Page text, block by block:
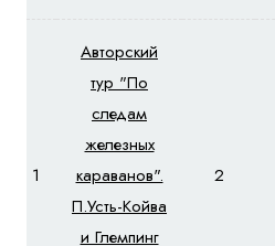
1
Авторский
тур "По
следам
железных
караванов".
П.Усть-Койва
и Глемпинг
2